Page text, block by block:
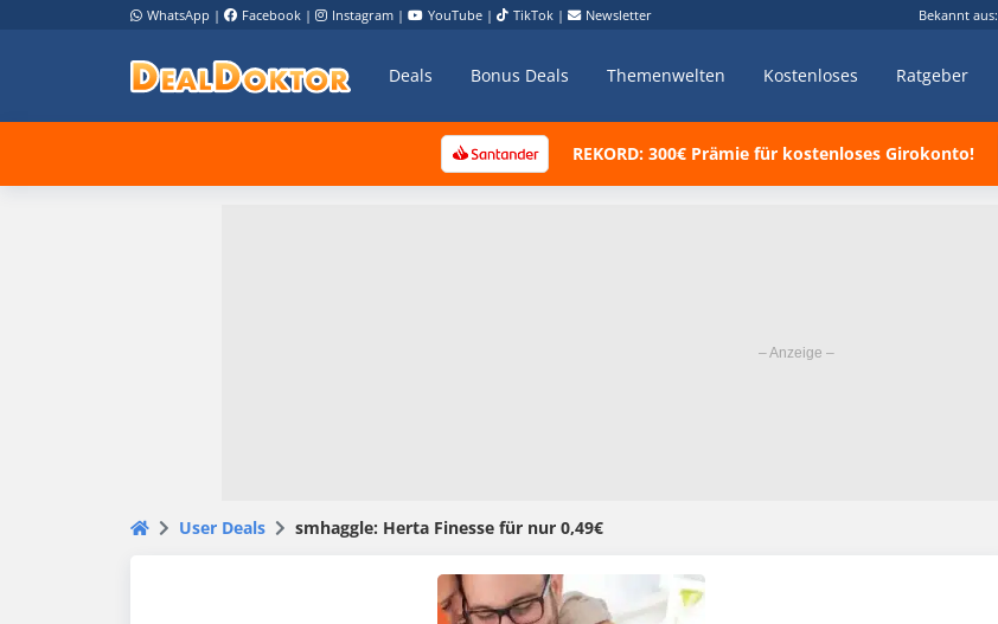
WhatsApp | Facebook | Instagram | YouTube | TikTok | Newsletter Bekannt aus:
Deals Bonus Deals Themenwelten Kostenloses Ratgeber
REKORD: 300€ Prämie für kostenloses Girokonto!
User Deals smhaggle: Herta Finesse für nur 0,49€